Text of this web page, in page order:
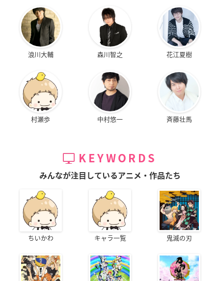
浪川大輔 森川智之 花江夏樹
村瀬歩 中村悠一 斉藤壮馬
KEYWORDS
みんなが注目しているアニメ・作品たち
ちいかわ キャラ一覧 鬼滅の刃